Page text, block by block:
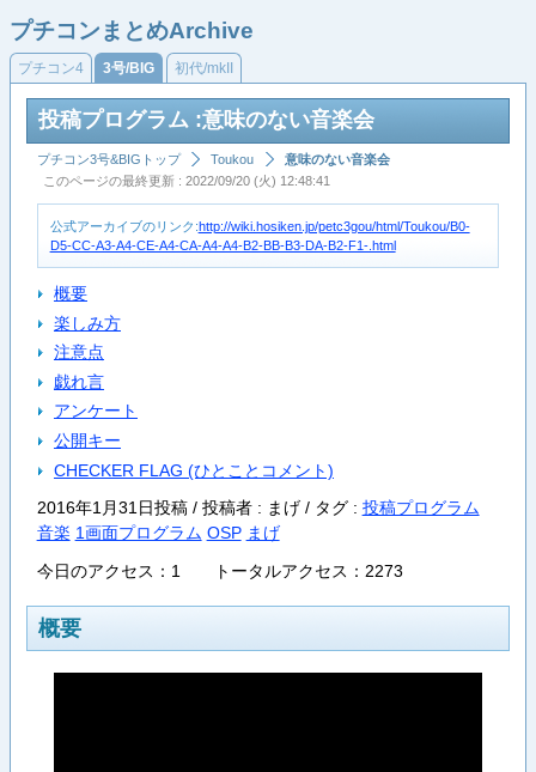
プチコンまとめArchive
プチコン4 3号/BIG 初代/mkII
投稿プログラム :意味のない音楽会
プチコン3号&BIGトップ Toukou
意味のない音楽会
このページの最終更新 : 2022/09/20 (火) 12:48:41
公式アーカイブのリンク:http://wiki.hosiken.jp/petc3gou/html/Toukou/B0-
D5-CC-A3-A4-CE-A4-CA-A4-A4-B2-BB-B3-DA-B2-F1-.html
概要
楽しみ方
注意点
戯れ言
アンケート
公開キー
CHECKER FLAG (ひとことコメント)
2016年1月31日投稿 / 投稿者 : まげ / タグ : 投稿プログラム
音楽 1画面プログラム OSP まげ
今日のアクセス：1 トータルアクセス：2273
概要